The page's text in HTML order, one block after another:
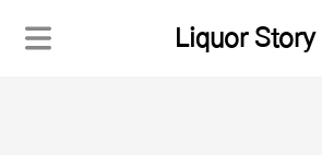
Liquor Story